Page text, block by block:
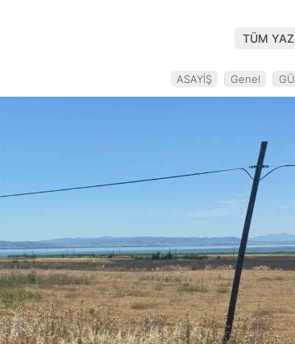
TÜM
ASAYİŞ Genel